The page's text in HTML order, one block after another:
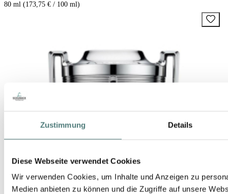
Zustimmung Details
Diese Webseite verwendet Cookies
Wir verwenden Cookies, um Inhalte und Anzeigen zu
Medien anbieten zu können und die Zugriffe auf unsere
80 ml (173,75 € / 100 ml)